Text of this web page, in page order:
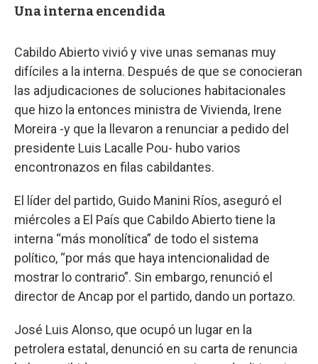
Una interna encendida
Cabildo Abierto vivió y vive unas semanas muy
difíciles a la interna. Después de que se conocieran
las adjudicaciones de soluciones habitacionales
que hizo la entonces ministra de Vivienda, Irene
Moreira -y que la llevaron a renunciar a pedido del
presidente Luis Lacalle Pou- hubo varios
encontronazos en filas cabildantes.
El líder del partido, Guido Manini Ríos, aseguró el
miércoles a El País que Cabildo Abierto tiene la
interna “más monolítica” de todo el sistema
político, “por más que haya intencionalidad de
mostrar lo contrario”. Sin embargo, renunció el
director de Ancap por el partido, dando un portazo.
José Luis Alonso, que ocupó un lugar en la
petrolera estatal, denunció en su carta de renuncia